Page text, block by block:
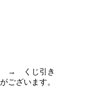
→ くじ引き
ございます。